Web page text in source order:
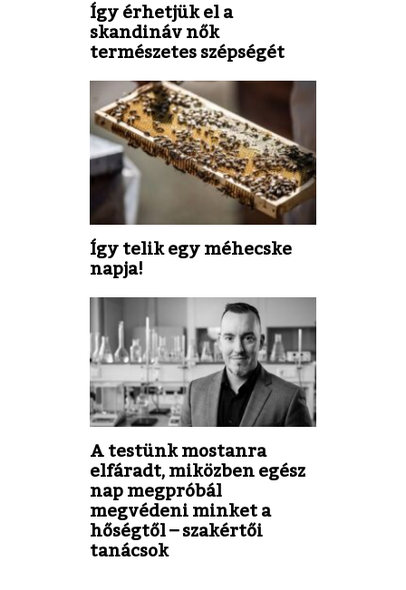
Így érhetjük el a
skandináv nők
természetes szépségét
Így telik egy méhecske
napja!
A testünk mostanra
elfáradt, miközben egész
nap megpróbál
megvédeni minket a
hőségtől – szakértői
tanácsok